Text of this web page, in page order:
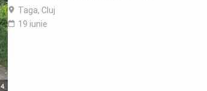
4
Taga, Cluj
19 iunie